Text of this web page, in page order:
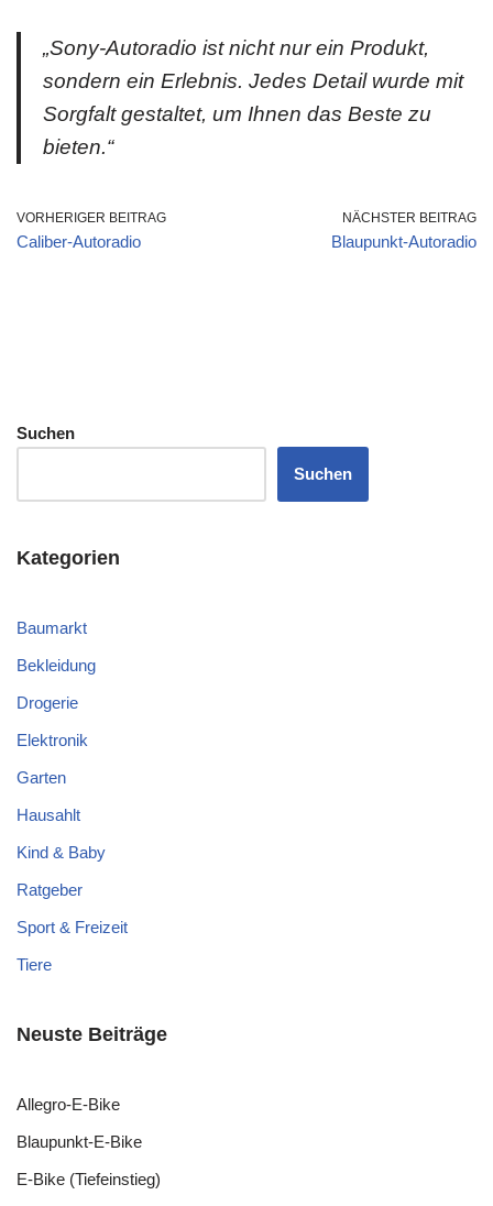
„Sony-Autoradio ist nicht nur ein Produkt,
sondern ein Erlebnis. Jedes Detail wurde mit
Sorgfalt gestaltet, um Ihnen das Beste zu
bieten.“
VORHERIGER BEITRAG
Caliber-Autoradio
NÄCHSTER BEITRAG
Blaupunkt-Autoradio
Suchen
Suchen
Kategorien
Baumarkt
Bekleidung
Drogerie
Elektronik
Garten
Hausahlt
Kind & Baby
Ratgeber
Sport & Freizeit
Tiere
Neuste Beiträge
Allegro-E-Bike
Blaupunkt-E-Bike
E-Bike (Tiefeinstieg)